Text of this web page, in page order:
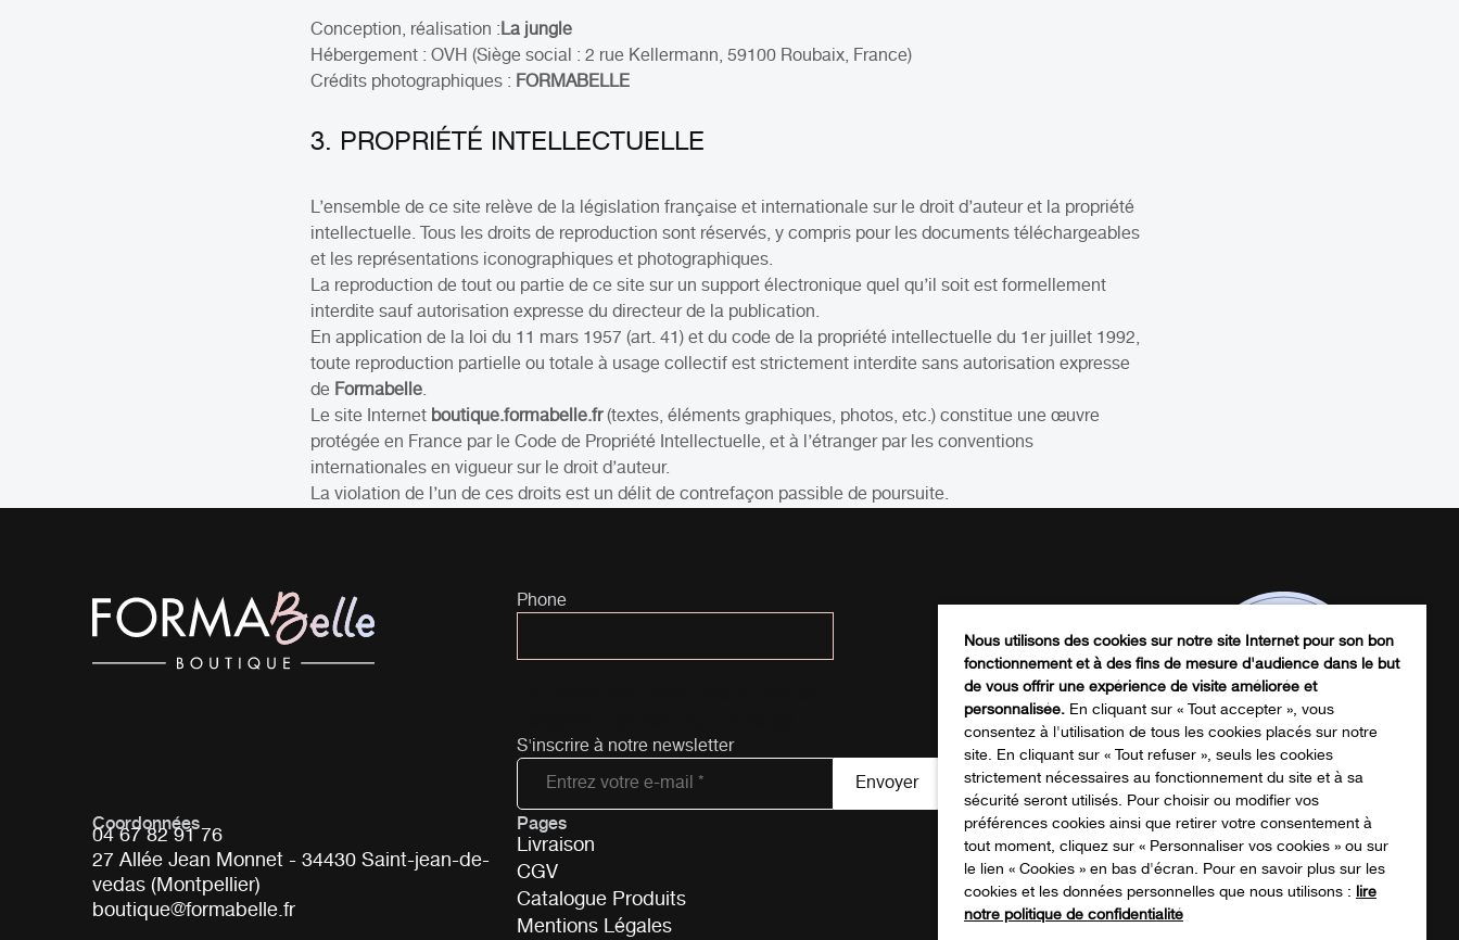
Conception, réalisation :La jungle
Hébergement : OVH (Siège social : 2 rue Kellermann, 59100 Roubaix, France)
Crédits photographiques : FORMABELLE
3. PROPRIÉTÉ INTELLECTUELLE
L’ensemble de ce site relève de la législation française et internationale sur le droit d’auteur et la propriété
intellectuelle. Tous les droits de reproduction sont réservés, y compris pour les documents téléchargeables
et les représentations iconographiques et photographiques.
La reproduction de tout ou partie de ce site sur un support électronique quel qu’il soit est formellement
interdite sauf autorisation expresse du directeur de la publication.
En application de la loi du 11 mars 1957 (art. 41) et du code de la propriété intellectuelle du 1er juillet 1992,
toute reproduction partielle ou totale à usage collectif est strictement interdite sans autorisation expresse
de Formabelle.
Le site Internet boutique.formabelle.fr(textes, éléments graphiques, photos, etc.) constitue une œuvre
protégée en France par le Code de Propriété Intellectuelle, et à l’étranger par les conventions
internationales en vigueur sur le droit d’auteur.
La violation de l’un de ces droits est un délit de contrefaçon passible de poursuite.
Phone
S'inscrire à notre newsletter
Coordonnées
04 67 82 91 76
27 Allée Jean Monnet - 34430 Saint-jean-de-
vedas (Montpellier)
boutique@formabelle.fr
Pages
Livraison
CGV
Catalogue Produits
Mentions Légales
Télécharger notre catalogue produits
NOTRE CATALOGUE
Nous utilisons des cookies sur notre site Internet pour son bon
fonctionnement et à des fins de mesure d'audience dans le but
de vous offrir une expérience de visite améliorée et
personnalisée. En cliquant sur « Tout accepter », vous
consentez à l'utilisation de tous les cookies placés sur notre
site. En cliquant sur « Tout refuser », seuls les cookies
strictement nécessaires au fonctionnement du site et à sa
sécurité seront utilisés. Pour choisir ou modifier vos
préférences cookies ainsi que retirer votre consentement à
tout moment, cliquez sur « Personnaliser vos cookies » ou sur
le lien « Cookies » en bas d'écran. Pour en savoir plus sur les
cookies et les données personnelles que nous utilisons : lire
notre politique de confidentialité